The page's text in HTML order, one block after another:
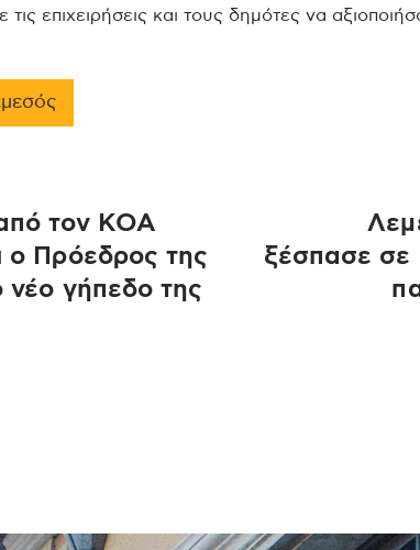
επιχειρήσεις και τους δημότες να
τον ΚΟΑ
ο Πρόεδρος της
νέο γήπεδο της
ξέσπασε σε